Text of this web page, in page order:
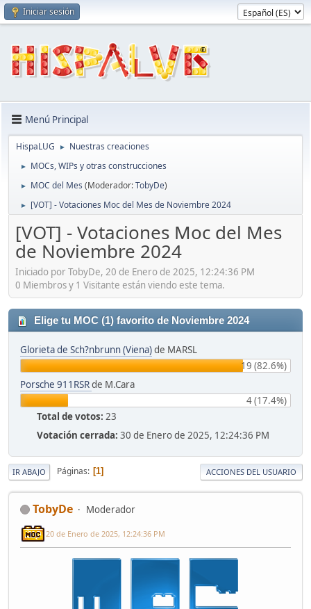
Iniciar sesión
Menú Principal
HispaLUG ► Nuestras creaciones
► MOCs, WIPs y otras construcciones
► MOC del Mes (Moderador:TobyDe)
► [VOT] - Votaciones Moc del Mes de Noviembre 2024
[VOT] - Votaciones Moc del Mes
de Noviembre 2024
Iniciado por TobyDe, 20 de Enero de 2025, 12:24:36 PM
0 Miembros y 1 Visitante están viendo este tema.
Elige tu MOC (1) favorito de Noviembre 2024
Glorieta de Sch?nbrunn (Viena)de MARSL
19 (82.6%)
Porsche 911RSRde M.Cara
4 (17.4%)
Total de votos: 23
Votación cerrada: 30 de Enero de 2025, 12:24:36 PM
IR ABAJO Páginas 1 ACCIONES DEL USUARIO
TobyDe Moderador
20 de Enero de 2025, 12:24:36 PM